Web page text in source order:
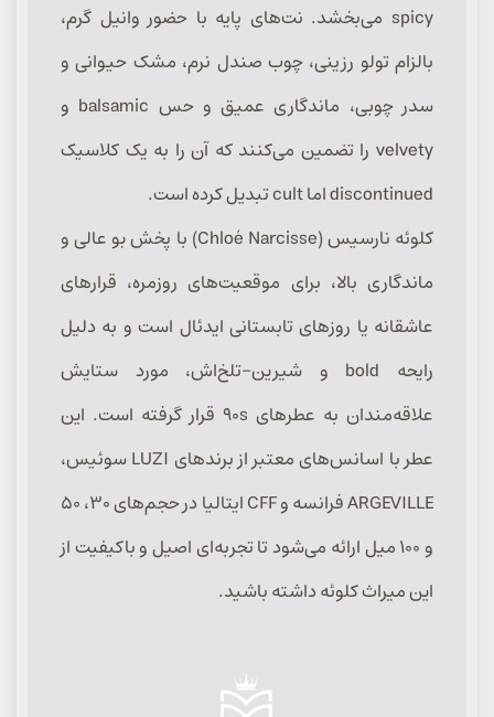
spicy می‌بخشد. نت‌های پایه با حضور وانیل گرم،
بالزام تولو رزینی، چوب صندل نرم، مشک حیوانی و
سدر چوبی، ماندگاری عمیق و حس balsamic و
velvety را تضمین می‌کنند که آن را به یک کلاسیک
discontinued اما cult تبدیل کرده است.
کلوئه نارسیس (Chloé Narcisse) با پخش بو عالی و
ماندگاری بالا، برای موقعیت‌های روزمره، قرارهای
عاشقانه یا روزهای تابستانی ایدئال است و به دلیل
رایحه bold و شیرین-تلخ‌اش، مورد ستایش
علاقه‌مندان به عطرهای ۹۰s قرار گرفته است. این
عطر با اسانس‌های معتبر از برندهای LUZI سوئیس،
ARGEVILLE فرانسه و CFF ایتالیا در حجم‌های ۳۰، ۵۰
و ۱۰۰ میل ارائه می‌شود تا تجربه‌ای اصیل و باکیفیت از
این میراث کلوئه داشته باشید.